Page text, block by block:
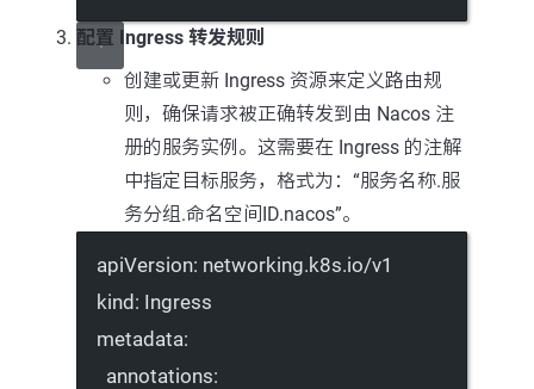
配置 Ingress 转发规则
创建或更新 Ingress 资源来定义路由规
则，确保请求被正确转发到由 Nacos 注
册的服务实例。这需要在 Ingress 的注解
中指定目标服务，格式为：“服务名称.服
务分组.命名空间ID.nacos”。
apiVersion: networking.k8s.io/v1
kind: Ingress
metadata:
annotations: